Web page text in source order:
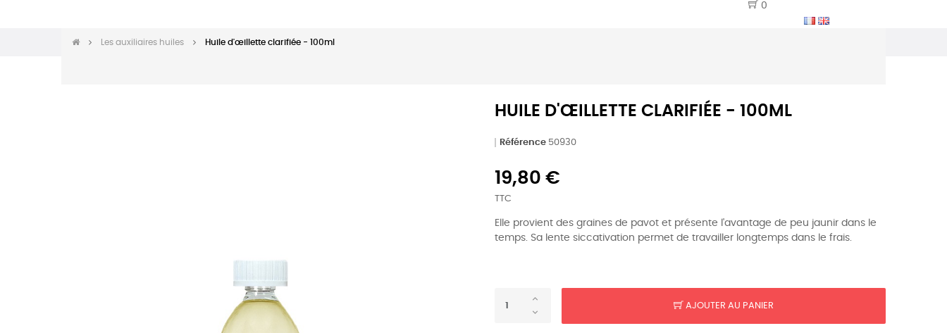
0
Les auxiliaires huiles Huile d'œillette clarifiée - 100ml
HUILE D'ŒILLETTE CLARIFIÉE - 100ML
Référence 50930
19,80 €
TTC
Elle provient des graines de pavot et présente l'avantage de peu jaunir dans le
temps. Sa lente siccativation permet de travailler longtemps dans le frais.
AJOUTER AU PANIER